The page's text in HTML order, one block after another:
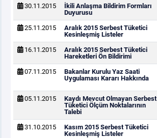
30.11.2015
İkili Anlaşma Bildirim Formları
Duyurusu
25.11.2015
Aralık 2015 Serbest Tüketici
Kesinleşmiş Listeler
16.11.2015
Aralık 2015 Serbest Tüketici
Hareketleri Ön Bildirimi
07.11.2015
Bakanlar Kurulu Yaz Saati
Uygulaması Kararı Hakkında
05.11.2015
Kaydı Mevcut Olmayan Serbest
Tüketici Ölçüm Noktalarının
Talebi
31.10.2015
Kasım 2015 Serbest Tüketici
Kesinleşmiş Listeler